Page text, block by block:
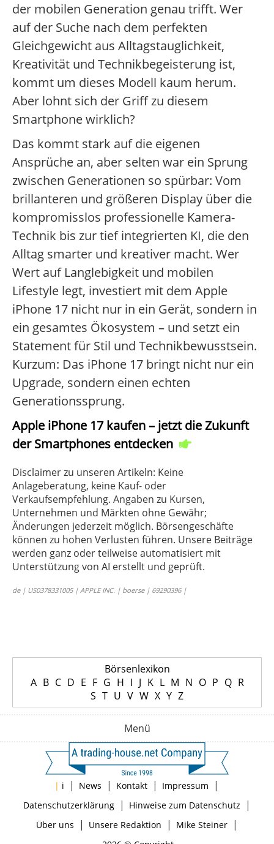
der mobilen Generation genau trifft. Wer
auf der Suche nach dem perfekten
Gleichgewicht aus Alltagstauglichkeit,
Kreativität und Technikbegeisterung ist,
kommt um dieses Modell kaum herum.
Aber lohnt sich der Griff zu diesem
Smartphone wirklich?
Das kommt stark auf die eigenen
Ansprüche an, aber selten war ein Sprung
zwischen Generationen so spürbar: Vom
brillanteren und größeren Display über die
kompromisslos professionelle Kamera-
Technik bis zur tief integrierten KI, die den
Alltag smarter und kreativer macht. Wer
Wert auf Langlebigkeit und mobilen
Lifestyle legt, investiert mit dem Apple
iPhone 17 nicht nur in ein Gerät, sondern in
ein gesamtes Ökosystem – und setzt ein
Statement für Stil und Technikbewusstsein.
Kurzum: Das iPhone 17 bringt nicht nur ein
Upgrade, sondern einen echten
Generationssprung.
Apple iPhone 17 kaufen – jetzt die Zukunft
der Smartphones entdecken
Disclaimer zu unseren Artikeln: Keine
Anlageberatung, keine Kauf- oder
Verkaufsempfehlung. Angaben zu Kursen,
Unternehmen und Märkten ohne Gewähr;
Änderungen jederzeit möglich. Börsengeschäfte
können zu hohen Verlusten führen. Unsere Beiträge
werden ganz oder teilweise automatisiert mit
Unterstützung von AI erstellt und geprüft.
de | US0378331005 | APPLE INC. | boerse | 69290396 |
Börsenlexikon
A B C D E F G H I J K L M N O P Q R
S T U V W X Y Z
Menü
| i | News | Kontakt | Impressum |
Datenschutzerklärung| Hinweise zum Datenschutz |
Über uns | Unsere Redaktion | Mike Steiner|